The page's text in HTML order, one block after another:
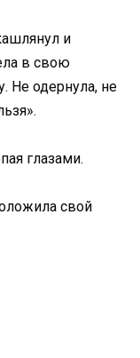
и
в свою
Не одернула, не
глазами.
свой